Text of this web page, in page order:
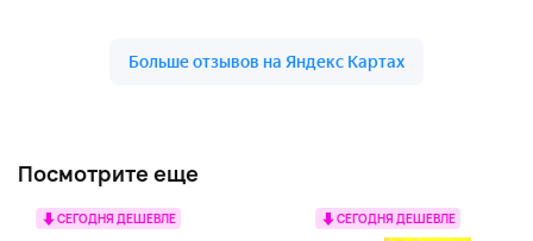
Посмотрите еще
СЕГОДНЯ ДЕШЕВЛЕ СЕГОДНЯ ДЕШЕВЛЕ